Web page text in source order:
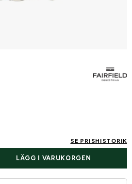
SE PRISHISTORIK
LÄGG I VARUKORGEN